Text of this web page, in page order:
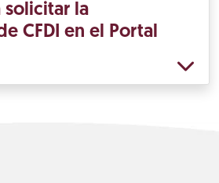
solicitar la
CFDI en el Portal